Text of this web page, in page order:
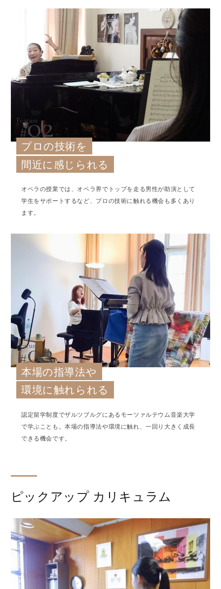
Feature02
プロの技術を
間近に感じられる
オペラの授業では、オペラ界でトップを走る男性が助演として
学生をサポートするなど、プロの技術に触れる機会も多くあり
ます。
Feature03
本場の指導法や
環境に触れられる
認定留学制度でザルツブルグにあるモーツァルテウム音楽大学
で学ぶことも。本場の指導法や環境に触れ、一回り大きく成長
できる機会です。
ピックアップ カリキュラム
Vocal Music Practice